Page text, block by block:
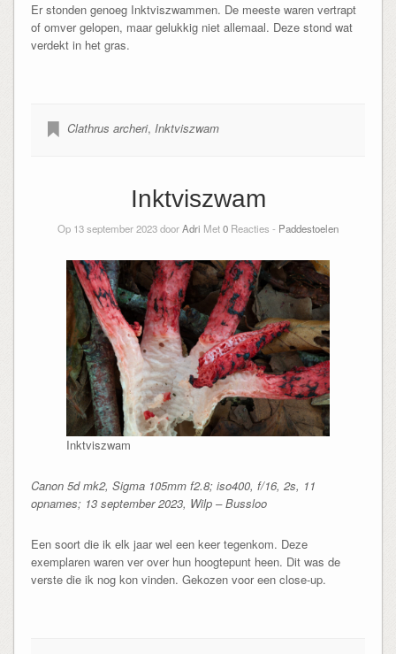
Er stonden genoeg Inktviszwammen. De meeste waren vertrapt
of omver gelopen, maar gelukkig niet allemaal. Deze stond wat
verdekt in het gras.
Clathrus archeri, Inktviszwam
Inktviszwam
Op 13 september 2023 doorAdri Met0 Reacties - Paddestoelen
Inktviszwam
Canon 5d mk2, Sigma 105mm f2.8; iso400, f/16, 2s, 11
opnames; 13 september 2023, Wilp – Bussloo
Een soort die ik elk jaar wel een keer tegenkom. Deze
exemplaren waren ver over hun hoogtepunt heen. Dit was de
verste die ik nog kon vinden. Gekozen voor een close-up.